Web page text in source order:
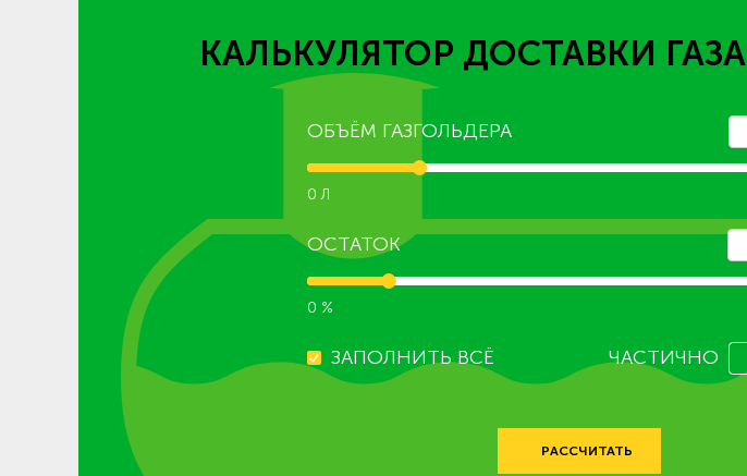
КАЛЬКУЛЯТОР ДОСТАВКИ ГАЗА
ОБЪЁМ ГАЗГОЛЬДЕРА
0 Л
ОСТАТОК
0 %
ЗАПОЛНИТЬ ВСЁ ЧАСТИЧНО
РАССЧИТАТЬ